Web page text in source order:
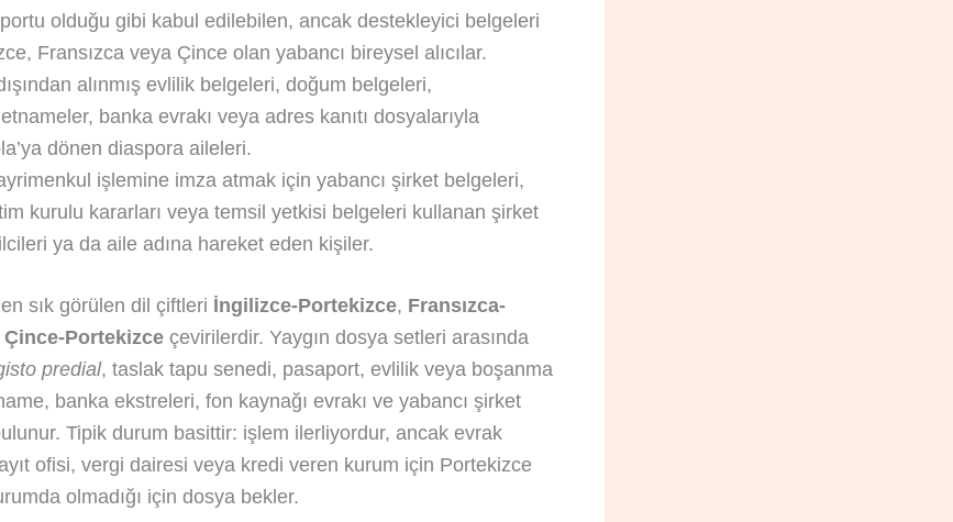
olduğu gibi kabul edilebilen, ancak destekleyici belgeleri
Fransızca veya Çince olan yabancı bireysel alıcılar.
alınmış evlilik belgeleri, doğum belgeleri,
banka evrakı veya adres kanıtı dosyalarıyla
dönen diaspora aileleri.
işlemine imza atmak için yabancı şirket belgeleri,
kurulu kararları veya temsil yetkisi belgeleri kullanan şirket
ya da aile adına hareket eden kişiler.
sık görülen dil çiftleri İngilizce-Portekizce, Fransızca-
Çince-Portekizce çevirilerdir. Yaygın dosya setleri arasında
predial, taslak tapu senedi, pasaport, evlilik veya boşanma
banka ekstreleri, fon kaynağı evrakı ve yabancı şirket
Tipik durum basittir: işlem ilerliyordur, ancak evrak
ofisi, vergi dairesi veya kredi veren kurum için Portekizce
olmadığı için dosya bekler.